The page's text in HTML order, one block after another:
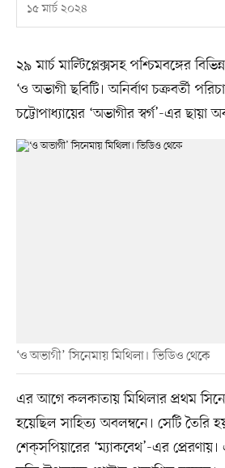
১৫ মার্চ ২০২৪
২৯ মার্চ মাল্টিপ্লেক্সসহ পশ্চিমবঙ্গের
‘ও অভাগী ছবিটি। অনির্বাণ চক্রবর্তী
চট্টোপাধ্যায়ের ‘অভাগীর স্বর্গ’-এর ছায়া
‘ও অভাগী’ সিনেমায় মিথিলা। ভিডিও থেকে
এর আগে কলকাতায় মিথিলার প্রথম
হয়েছিল সাহিত্য অবলম্বনে। সেটি তৈরি
শেক্‌সপিয়ারের ‘ম্যাকবেথ’-এর